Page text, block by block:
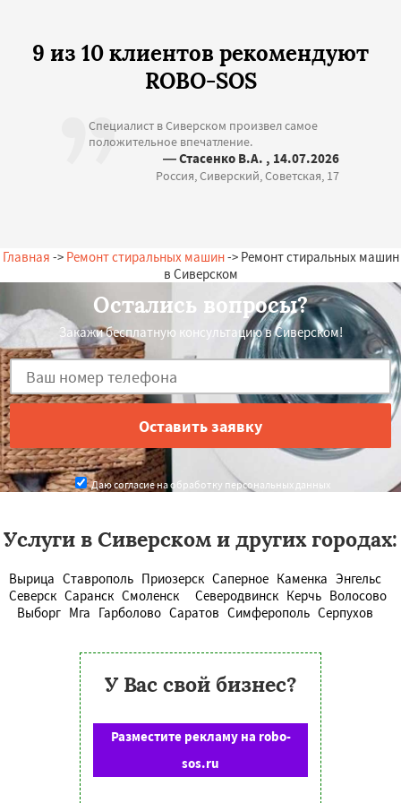
9 из 10 клиентов рекомендуют
ROBO-SOS
Специалист в Сиверском произвел самое
положительное впечатление.
— Стасенко В.А. , 14.07.2026
Россия, Сиверский, Советская, 17
Главная -> Ремонт стиральных машин-> Ремонт стиральных машин
в Сиверском
Остались вопросы?
Закажи бесплатную консультацию в Сиверском!
Даю согласие на обработку персональных данных
Услуги в Сиверском и других городах:
Вырица Ставрополь Приозерск Саперное Каменка Энгельс
Северск Саранск Смоленск Северодвинск Керчь Волосово
Выборг Мга Гарболово Саратов Симферополь Серпухов
У Вас свой бизнес?
Разместите рекламу на robo-
sos.ru